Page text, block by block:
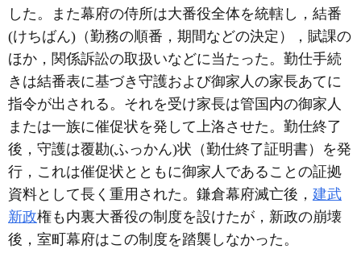
した。また幕府の侍所は大番役全体を統轄し，結番
(けちばん)（勤務の順番，期間などの決定），賦課の
ほか，関係訴訟の取扱いなどに当たった。勤仕手続
きは結番表に基づき守護および御家人の家長あてに
指令が出される。それを受け家長は管国内の御家人
または一族に催促状を発して上洛させた。勤仕終了
後，守護は覆勘(ふっかん)状（勤仕終了証明書）を発
行，これは催促状とともに御家人であることの証拠
資料として長く重用された。鎌倉幕府滅亡後， 建武
新政権も内裏大番役の制度を設けたが，新政の崩壊
後，室町幕府はこの制度を踏襲しなかった。